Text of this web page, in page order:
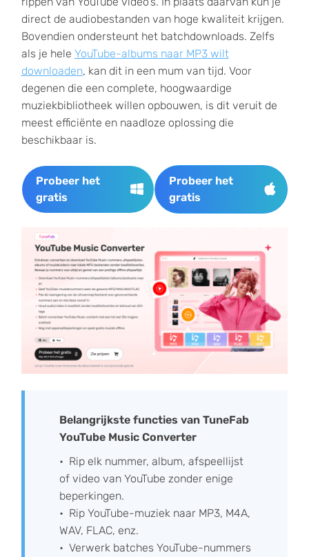
direct de audiobestanden van hoge kwaliteit krijgen.
Bovendien ondersteunt het batchdownloads. Zelfs
als je hele YouTube-albums naar MP3 wilt
downloaden, kan dit in een mum van tijd. Voor
degenen die een complete, hoogwaardige
muziekbibliotheek willen opbouwen, is dit veruit de
meest efficiënte en naadloze oplossing die
beschikbaar is.
Probeer het
gratis
Probeer het
gratis
Belangrijkste functies van TuneFab
YouTube Music Converter
Rip elk nummer, album, afspeellijst
of video van YouTube zonder enige
beperkingen.
Rip YouTube-muziek naar MP3, M4A,
WAV, FLAC, enz.
Verwerk batches YouTube-nummers